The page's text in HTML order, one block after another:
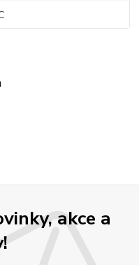
akce a